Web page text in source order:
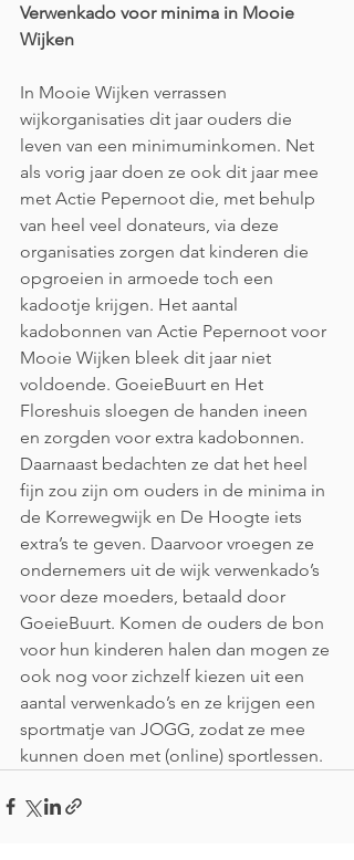
Verwenkado voor minima in Mooie
Wijken
In Mooie Wijken verrassen
wijkorganisaties dit jaar ouders die
leven van een minimuminkomen. Net
als vorig jaar doen ze ook dit jaar mee
met Actie Pepernoot die, met behulp
van heel veel donateurs, via deze
organisaties zorgen dat kinderen die
opgroeien in armoede toch een
kadootje krijgen. Het aantal
kadobonnen van Actie Pepernoot voor
Mooie Wijken bleek dit jaar niet
voldoende. GoeieBuurt en Het
Floreshuis sloegen de handen ineen
en zorgden voor extra kadobonnen.
Daarnaast bedachten ze dat het heel
fijn zou zijn om ouders in de minima in
de Korrewegwijk en De Hoogte iets
extra’s te geven. Daarvoor vroegen ze
ondernemers uit de wijk verwenkado’s
voor deze moeders, betaald door
GoeieBuurt. Komen de ouders de bon
voor hun kinderen halen dan mogen ze
ook nog voor zichzelf kiezen uit een
aantal verwenkado’s en ze krijgen een
sportmatje van JOGG, zodat ze mee
kunnen doen met (online) sportlessen.